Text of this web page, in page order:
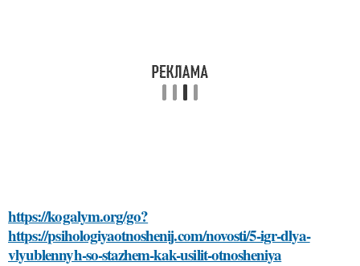
https://kogalym.org/go?
https://psihologiyaotnoshenij.com/novosti/5-igr-dlya-
vlyublennyh-so-stazhem-kak-usilit-otnosheniya